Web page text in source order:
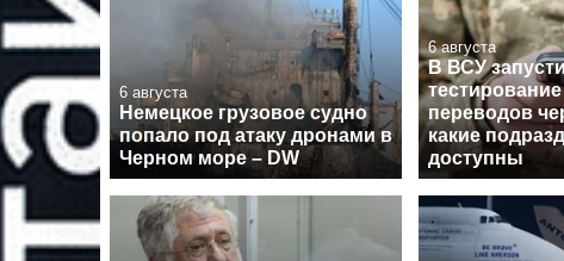
6 августа
Немецкое грузовое судно
попало под атаку дронами в
Черном море – DW
6 августа
В ВСУ
переводов
какие
доступны